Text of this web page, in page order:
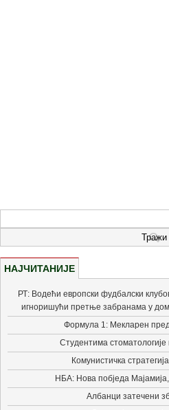
НАЈЧИТАНИЈЕ
РТ: Водећи европски фудбалски
игноришући претње забранама у
Формула 1: Мекларен
Студентима
Комунистичка
НБА: Нова побједа
Албанци затечени